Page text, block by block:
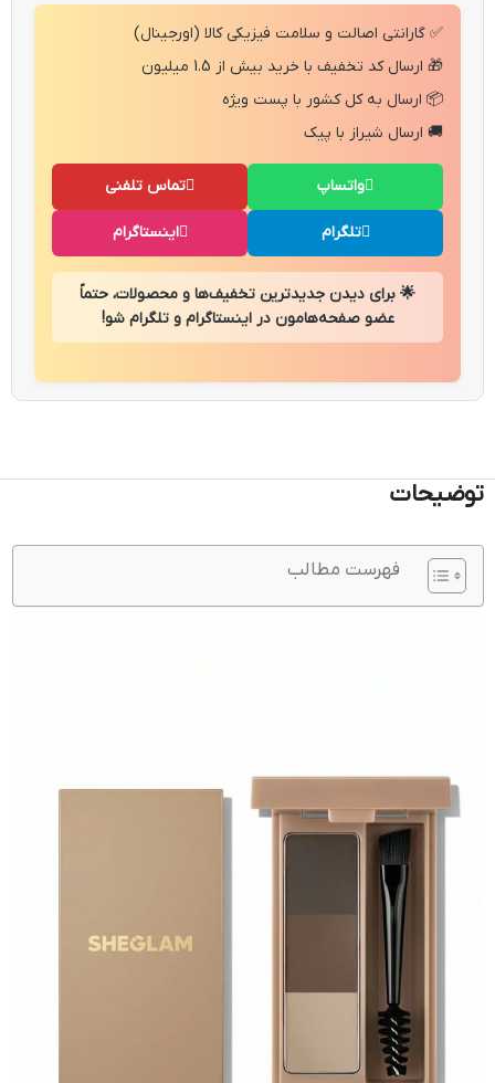
✅ گارانتی اصالت و سلامت فیزیکی کالا (اورجینال)
🎁 ارسال کد تخفیف با خرید بیش از 1.5 میلیون
📦 ارسال به کل کشور با پست ویژه
🚚 ارسال شیراز با پیک
تماس تلفنی واتساپ
اینستاگرام تلگرام
🌟 برای دیدن جدیدترین تخفیف‌ها و محصولات، حتماً
عضو صفحه‌هامون در اینستاگرام و تلگرام شو!
توضیحات
فهرست مطالب